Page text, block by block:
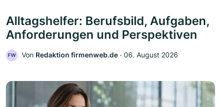
Alltagshelfer: Berufsbild, Aufgaben,
Anforderungen und Perspektiven
FW Von Redaktion firmenweb.de ‧ 06. August 2026